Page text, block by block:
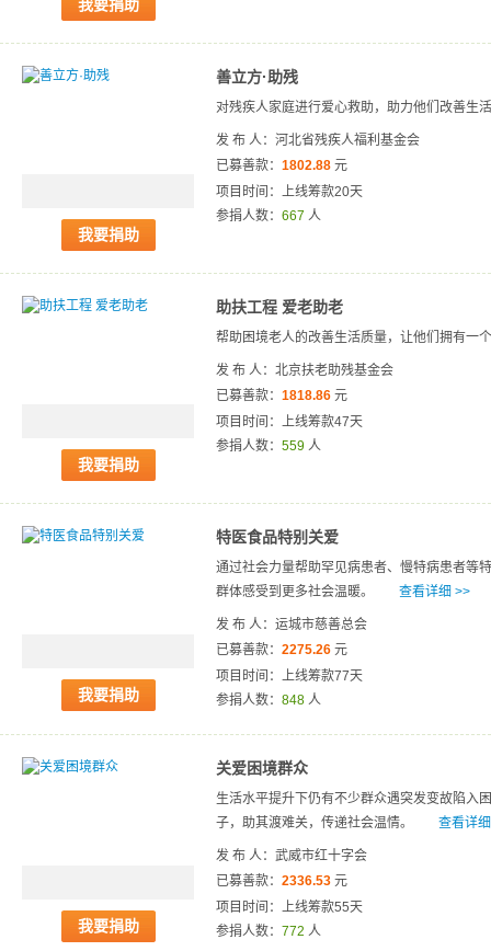
我要捐助
我要捐助
善立方·助残
对残疾人家庭进行爱心救助，助力他们改善生
发 布 人：河北省残疾人福利基金会
已募善款： 1802.88 元
项目时间：上线筹款20天
参捐人数： 667 人
我要捐助
助扶工程 爱老助老
帮助困境老人的改善生活质量，让他们拥有一
发 布 人：北京扶老助残基金会
已募善款： 1818.86 元
项目时间：上线筹款47天
参捐人数： 559 人
我要捐助
特医食品特别关爱
通过社会力量帮助罕见病患者、慢特病患者等
群体感受到更多社会温暖。
查看详细 >>
发 布 人：运城市慈善总会
已募善款： 2275.26 元
项目时间：上线筹款77天
参捐人数： 848 人
我要捐助
关爱困境群众
生活水平提升下仍有不少群众遇突发变故陷入
子，助其渡难关，传递社会温情。
查看详
发 布 人：武威市红十字会
已募善款： 2336.53 元
项目时间：上线筹款55天
参捐人数： 772 人